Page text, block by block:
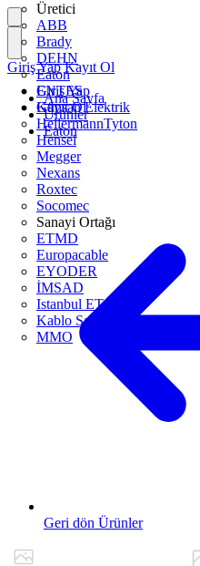
Üretici
ABB
Brady
DEHN
Eaton
ENTES
Günsan Elektrik
HellermannTyton
Hensel
Megger
Nexans
Roxtec
Socomec
Sanayi Ortağı
ETMD
Europacable
EYODER
İMSAD
Istanbul ETO
Kablo Sanayicileri Derneği
MMO
Giriş Yap
Kayıt Ol
Giriş Yap Kayıt Ol
Ana Sayfa
Ürünler
Eaton
Geri dön Ürünler